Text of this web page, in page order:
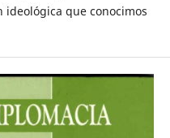
que conocimos